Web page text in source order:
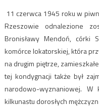
11 czerwca 1945 roku w
Rzeszowie odnalezione
Bronisławy Mendoń, córki
komórce lokatorskiej, która
na drugim piętrze,
tej kondygnacji także był
narodowo-wyznaniowej. W
kilkunastu dorosłych